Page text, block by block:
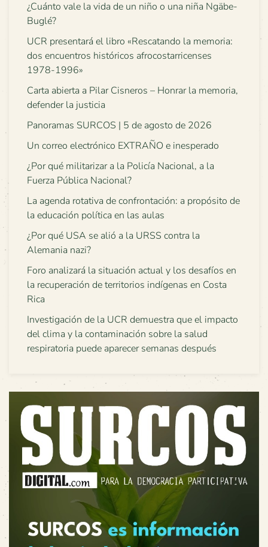
¿Cuánto vale la vida de un niño o una niña Ngäbe-
Buglé?
UCR presentará el libro «Rescatando la memoria:
dos encuentros históricos afrocostarricenses
1978-1996»
Carta abierta a Pilar Cisneros – Honrar la memoria,
defender la justicia
Panoramas SURCOS | 5 de agosto de 2026
Un correo electrónico EXTRAÑO e inesperado
¿Por qué militarizar a la Policía Nacional, a la
Fuerza Pública Nacional?
La agenda rotativa de confrontación: a propósito de
la educación política en las aulas
¿Por qué USA se alió a la URSS contra la
Alemania nazi?
Foro analizará la situación actual y los desafíos en
la recuperación de territorios indígenas en Costa
Rica
Investigación de la UCR demuestra que el impacto
del clima y la contaminación sobre la salud
respiratoria puede aparecer semanas después